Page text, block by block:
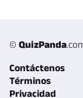
© QuizPanda
Contáctenos
Términos
Privacidad